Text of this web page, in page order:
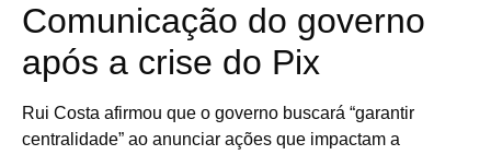
Comunicação do governo
após a crise do Pix
Rui Costa afirmou que o governo buscará “garantir
centralidade” ao anunciar ações que impactam a